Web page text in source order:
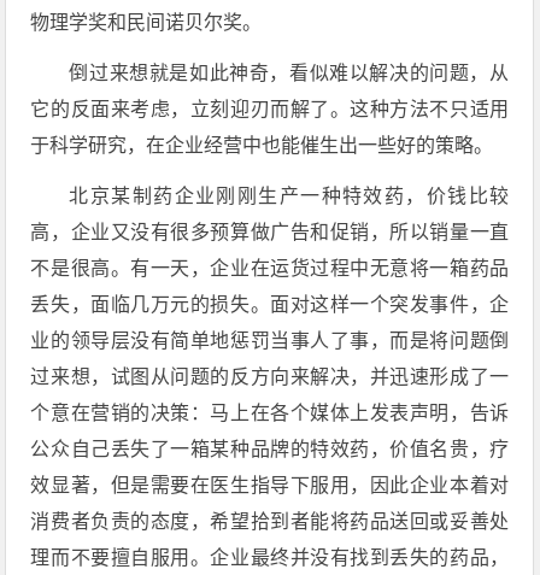
物理学奖和民间诺贝尔奖。
倒过来想就是如此神奇，看似难以解决的问题，从
它的反面来考虑，立刻迎刃而解了。这种方法不只适用
于科学研究，在企业经营中也能催生出一些好的策略。
北京某制药企业刚刚生产一种特效药，价钱比较
高，企业又没有很多预算做广告和促销，所以销量一直
不是很高。有一天，企业在运货过程中无意将一箱药品
丢失，面临几万元的损失。面对这样一个突发事件，企
业的领导层没有简单地惩罚当事人了事，而是将问题倒
过来想，试图从问题的反方向来解决，并迅速形成了一
个意在营销的决策：马上在各个媒体上发表声明，告诉
公众自己丢失了一箱某种品牌的特效药，价值名贵，疗
效显著，但是需要在医生指导下服用，因此企业本着对
消费者负责的态度，希望拾到者能将药品送回或妥善处
理而不要擅自服用。企业最终并没有找到丢失的药品，